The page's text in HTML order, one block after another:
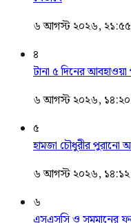
৬ আগস্ট ২০২৬, ২১:৫৫
৪
টানা ৫ দিনের আবহাওয়া
৬ আগস্ট ২০২৬, ১৪:২০
৫
হামজা চৌধুরীর পুরানো
৬ আগস্ট ২০২৬, ১৪:১২
৬